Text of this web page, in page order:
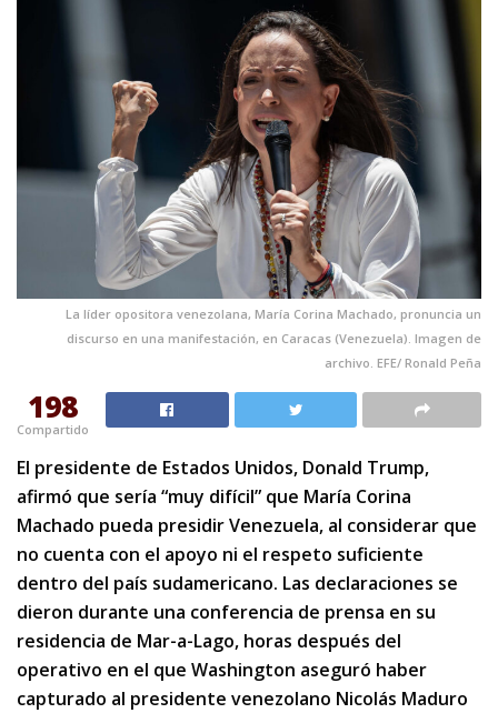
La líder opositora venezolana, María Corina Machado, pronuncia un
discurso en una manifestación, en Caracas (Venezuela). Imagen de
archivo. EFE/ Ronald Peña
198
Compartido
El presidente de Estados Unidos, Donald Trump,
afirmó que sería “muy difícil” que María Corina
Machado pueda presidir Venezuela, al considerar que
no cuenta con el apoyo ni el respeto suficiente
dentro del país sudamericano. Las declaraciones se
dieron durante una conferencia de prensa en su
residencia de Mar-a-Lago, horas después del
operativo en el que Washington aseguró haber
capturado al presidente venezolano Nicolás Maduro